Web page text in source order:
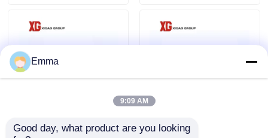
Bir teklif isteği
Hava Yükü Kesme Anahtarı
Güç Dağıtım Şalt Cihazları
YH5W 10KV 15KV
JCQ 10KV 11KV 33KV
Emma
9:09 AM
Good day, what product are you looking